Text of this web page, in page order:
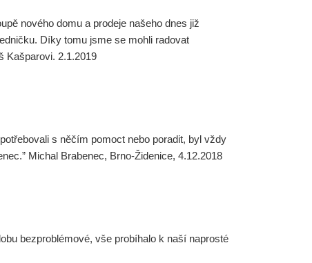
nového domu a prodeje našeho dnes již
Díky tomu jsme se mohli radovat
Kašparovi. 2.1.2019
s něčím pomoct nebo poradit, byl vždy
Michal Brabenec, Brno-Židenice, 4.12.2018
bezproblémové, vše probíhalo k naší naprosté